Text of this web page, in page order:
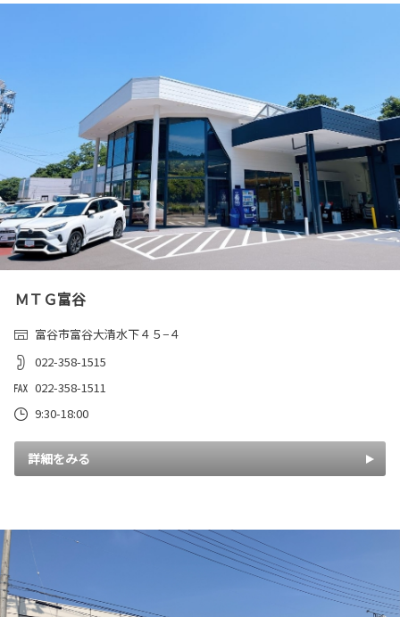
ＭＴＧ富谷
富谷市富谷大清水下４５−４
022-358-1515
022-358-1511
9:30-18:00
詳細をみる